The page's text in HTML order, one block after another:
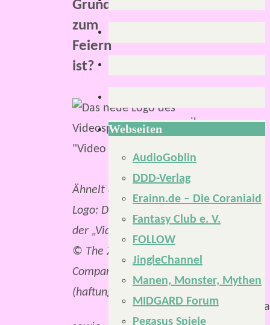
Grund
zum
Feiern
ist?
Ähnelt dem alten
Logo: Das neue Logo
der „Video Games“.
© The Ziska
Company UG
(haftungsbeschränkt).
ihr
noch
die
Zeit
in
der
Webseiten
AudioGoblin
DDD-Verlag
Erainn.de – Die Coraniaid
Fantasy Club e. V.
FOLLOW
JingleChannel
Manen, Monster, Mythen
MIDGARD Forum
Pegasus Spiele